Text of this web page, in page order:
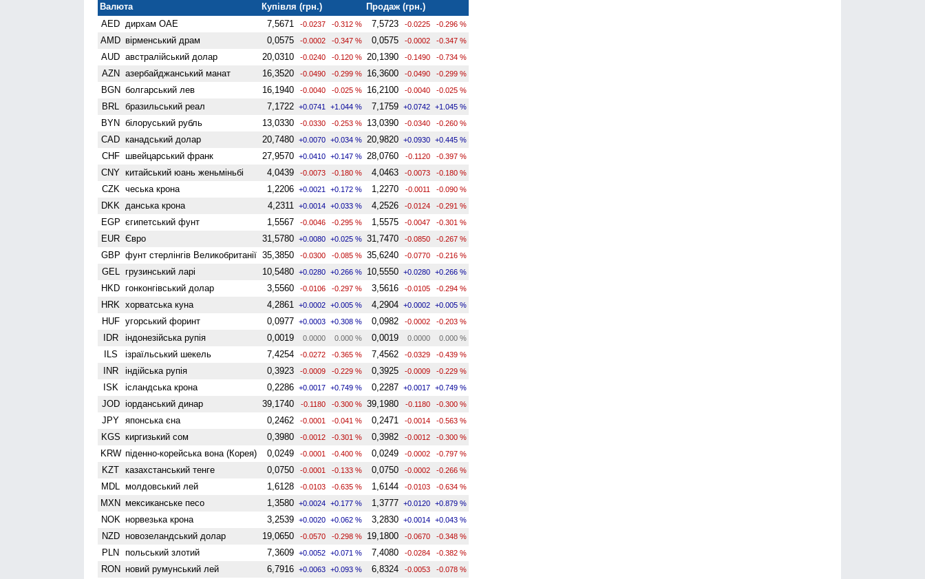
Валюта Купівля (грн.)
Продаж (грн.)
AED дирхам ОАЕ 7,5671 -0.0237 -0.312 % 7,5723 -0.0225 -0.296 %
AMD вiрменський драм 0,0575 -0.0002 -0.347 % 0,0575 -0.0002 -0.347 %
AUD австралійський долар 20,0310 -0.0240 -0.120 % 20,1390 -0.1490 -0.734 %
AZN азербайджанський манат 16,3520 -0.0490 -0.299 % 16,3600 -0.0490 -0.299 %
BGN болгарський лев 16,1940 -0.0040 -0.025 % 16,2100 -0.0040 -0.025 %
BRL бразильський реал 7,1722 +0.0741 +1.044 % 7,1759 +0.0742 +1.045 %
BYN білоруський рубль 13,0330 -0.0330 -0.253 % 13,0390 -0.0340 -0.260 %
CAD канадський долар 20,7480 +0.0070 +0.034 % 20,9820 +0.0930 +0.445 %
CHF швейцарський франк 27,9570 +0.0410 +0.147 % 28,0760 -0.1120 -0.397 %
CNY китайський юань женьмiньбi 4,0439 -0.0073 -0.180 % 4,0463 -0.0073 -0.180 %
CZK чеська крона 1,2206 +0.0021 +0.172 % 1,2270 -0.0011 -0.090 %
DKK данська крона 4,2311 +0.0014 +0.033 % 4,2526 -0.0124 -0.291 %
EGP єгипетський фунт 1,5567 -0.0046 -0.295 % 1,5575 -0.0047 -0.301 %
EUR Євро 31,5780 +0.0080 +0.025 % 31,7470 -0.0850 -0.267 %
GBP фунт стерлінгів Велико­британії 35,3850 -0.0300 -0.085 % 35,6240 -0.0770 -0.216 %
GEL грузинський ларі 10,5480 +0.0280 +0.266 % 10,5550 +0.0280 +0.266 %
HKD гонконгівський долар 3,5560 -0.0106 -0.297 % 3,5616 -0.0105 -0.294 %
HRK хорватська куна 4,2861 +0.0002 +0.005 % 4,2904 +0.0002 +0.005 %
HUF угорський форинт 0,0977 +0.0003 +0.308 % 0,0982 -0.0002 -0.203 %
IDR індонезійська рупія 0,0019 0.0000 0.000 % 0,0019 0.0000 0.000 %
ILS ізраїльський шекель 7,4254 -0.0272 -0.365 % 7,4562 -0.0329 -0.439 %
INR індійська рупія 0,3923 -0.0009 -0.229 % 0,3925 -0.0009 -0.229 %
ISK ісландська крона 0,2286 +0.0017 +0.749 % 0,2287 +0.0017 +0.749 %
JOD іорданський динар 39,1740 -0.1180 -0.300 % 39,1980 -0.1180 -0.300 %
JPY японська єна 0,2462 -0.0001 -0.041 % 0,2471 -0.0014 -0.563 %
KGS киргизький сом 0,3980 -0.0012 -0.301 % 0,3982 -0.0012 -0.300 %
KRW піденно-корейська вона (Корея) 0,0249 -0.0001 -0.400 % 0,0249 -0.0002 -0.797 %
KZT казахстанський тенге 0,0750 -0.0001 -0.133 % 0,0750 -0.0002 -0.266 %
MDL молдовський лей 1,6128 -0.0103 -0.635 % 1,6144 -0.0103 -0.634 %
MXN мексиканське песо 1,3580 +0.0024 +0.177 % 1,3777 +0.0120 +0.879 %
NOK норвезька крона 3,2539 +0.0020 +0.062 % 3,2830 +0.0014 +0.043 %
NZD ново­зеландський долар 19,0650 -0.0570 -0.298 % 19,1800 -0.0670 -0.348 %
PLN польський злотий 7,3609 +0.0052 +0.071 % 7,4080 -0.0284 -0.382 %
RON новий румунський лей 6,7916 +0.0063 +0.093 % 6,8324 -0.0053 -0.078 %